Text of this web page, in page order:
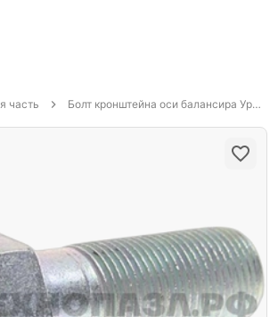
часть Болт кронштейна оси балансира Урал